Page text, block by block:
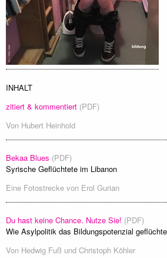
INHALT
zitiert & kommentiert (PDF)
Von Hubert Heinhold
Bekaa Blues (PDF)
Syrische Geflüchtete im Libanon
Eine Fotostrecke von Erol Gurian
Du hast keine Chance. Nutze Sie! (PDF)
Wie Asylpolitik das Bildungspotenzial
Von Hedwig Fuß und Christoph Köhler